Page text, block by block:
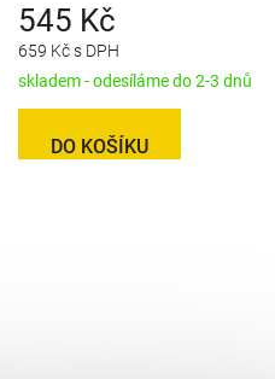
659 Kč s DPH
545 Kč
skladem - odesíláme do 2-3 dnů
DO KOŠÍKU